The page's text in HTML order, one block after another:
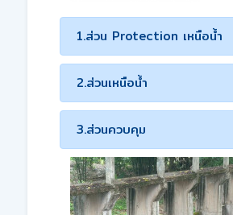
1.ส่วน Protection เหนือน้ำ
2.ส่วนเหนือน้ำ
3.ส่วนควบคุม